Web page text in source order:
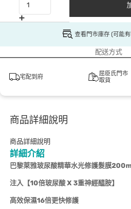
查看門市庫存 (可能
配送方式
宅配到府
屈臣氏門市
取貨
商品詳細說明
商品詳細說明
詳細介紹
巴黎萊雅玻尿酸精華水光修護髮膜
注入【10倍玻尿酸 X 3重神經醯胺】
高效保濕16倍更快修護